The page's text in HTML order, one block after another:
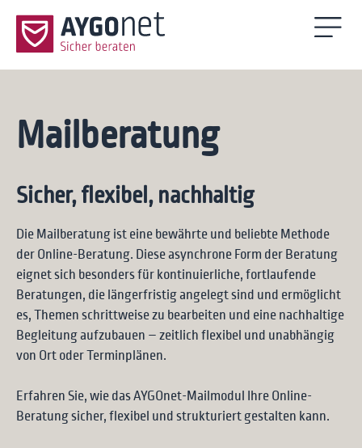
Mailberatung
Sicher, flexibel, nachhaltig
Die Mailberatung ist eine bewährte und beliebte Methode
der Online-Beratung. Diese asynchrone Form der Beratung
eignet sich besonders für kontinuierliche, fortlaufende
Beratungen, die längerfristig angelegt sind und ermöglicht
es, Themen schrittweise zu bearbeiten und eine nachhaltige
Begleitung aufzubauen – zeitlich flexibel und unabhängig
von Ort oder Terminplänen.
Erfahren Sie, wie das AYGOnet-Mailmodul Ihre Online-
Beratung sicher, flexibel und strukturiert gestalten kann.